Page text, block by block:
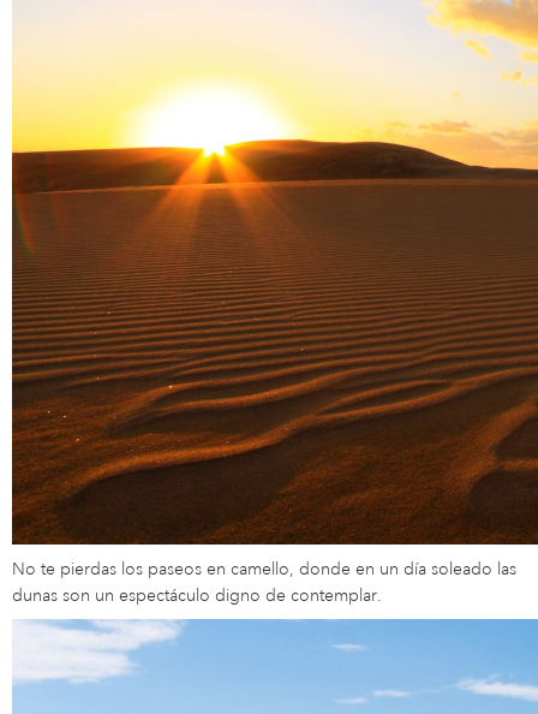
No te pierdas los paseos en camello, donde en un día soleado las
dunas son un espectáculo digno de contemplar.